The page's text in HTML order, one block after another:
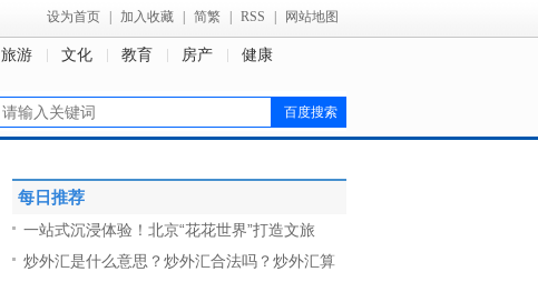
设为首页 加入收藏 简繁 RSS 网站地图
旅游 文化 教育 房产 健康
每日推荐
一站式沉浸体验！北京“花花世界”打造文旅
炒外汇是什么意思？炒外汇合法吗？炒外汇算